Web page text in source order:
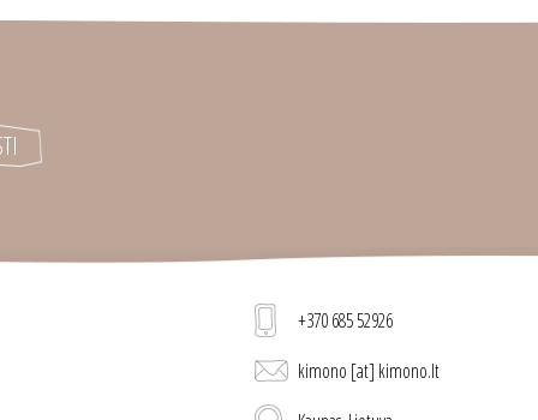
+370 685 52926
kimono [at] kimono.lt